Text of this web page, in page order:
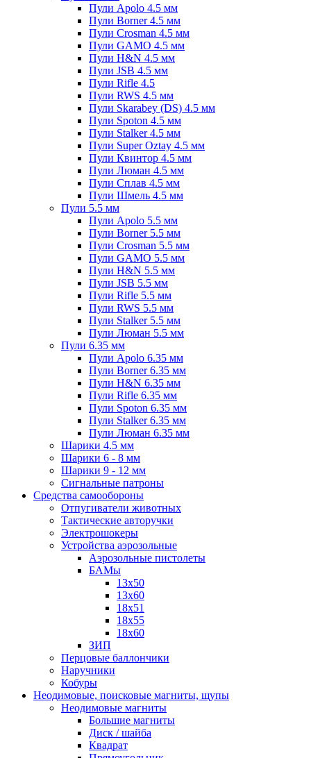
Пули Apolo 4.5 мм
Пули Borner 4.5 мм
Пули Crosman 4.5 мм
Пули GAMO 4.5 мм
Пули H&N 4.5 мм
Пули JSB 4.5 мм
Пули Rifle 4.5
Пули RWS 4.5 мм
Пули Skarabey (DS) 4.5 мм
Пули Spoton 4.5 мм
Пули Stalker 4.5 мм
Пули Super Oztay 4.5 мм
Пули Квинтор 4.5 мм
Пули Люман 4.5 мм
Пули Сплав 4.5 мм
Пули Шмель 4.5 мм
Пули 5.5 мм
Пули Apolo 5.5 мм
Пули Borner 5.5 мм
Пули Crosman 5.5 мм
Пули GAMO 5.5 мм
Пули H&N 5.5 мм
Пули JSB 5.5 мм
Пули Rifle 5.5 мм
Пули RWS 5.5 мм
Пули Stalker 5.5 мм
Пули Люман 5.5 мм
Пули 6.35 мм
Пули Apolo 6.35 мм
Пули Borner 6.35 мм
Пули H&N 6.35 мм
Пули Rifle 6.35 мм
Пули Spoton 6.35 мм
Пули Stalker 6.35 мм
Пули Люман 6.35 мм
Шарики 4.5 мм
Шарики 6 - 8 мм
Шарики 9 - 12 мм
Сигнальные патроны
Средства самообороны
Отпугиватели животных
Тактические авторучки
Электрошокеры
Устройства аэрозольные
Аэрозольные пистолеты
БАМы
13х50
13х60
18х51
18х55
18х60
ЗИП
Перцовые баллончики
Наручники
Кобуры
Неодимовые, поисковые магниты, щупы
Неодимовые магниты
Большие магниты
Диск / шайба
Квадрат